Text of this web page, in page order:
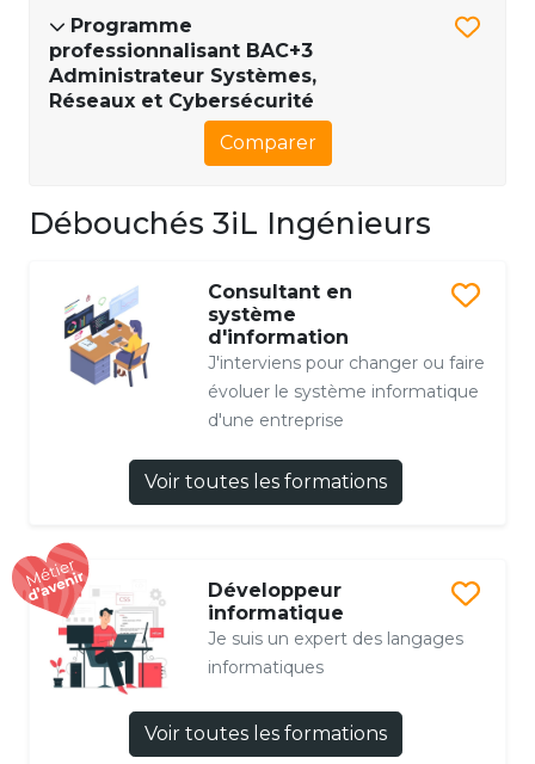
Programme
professionnalisant BAC+3
Administrateur Systèmes,
Réseaux et Cybersécurité
Comparer
Débouchés 3iL Ingénieurs
Consultant en
système
d'information
J'interviens pour changer ou faire
évoluer le système informatique
d'une entreprise
Voir toutes les formations
Développeur
informatique
Je suis un expert des langages
informatiques
Voir toutes les formations